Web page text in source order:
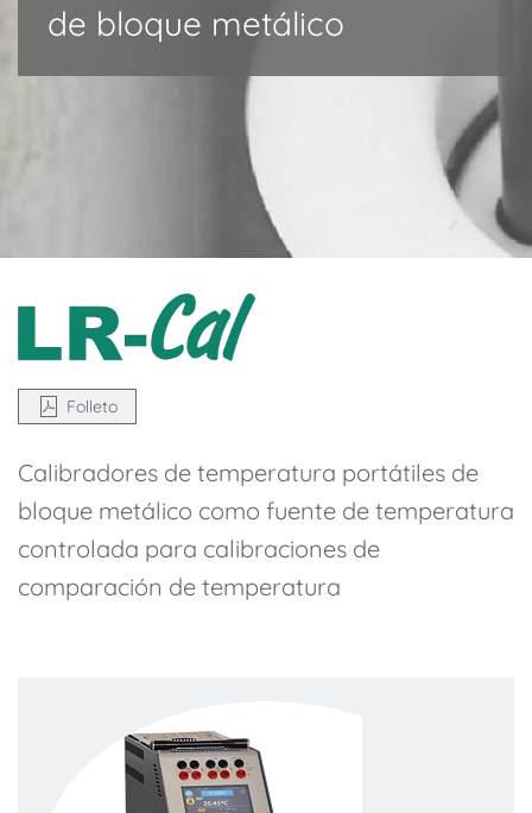
de bloque metálico
Folleto
Calibradores de temperatura portátiles de
bloque metálico como fuente de temperatura
controlada para calibraciones de
comparación de temperatura